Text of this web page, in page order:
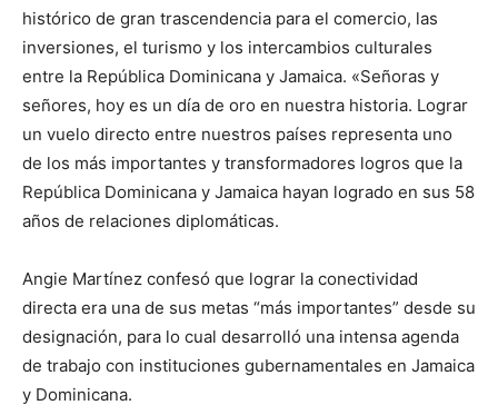
histórico de gran trascendencia para el comercio, las
inversiones, el turismo y los intercambios culturales
entre la República Dominicana y Jamaica. «Señoras y
señores, hoy es un día de oro en nuestra historia. Lograr
un vuelo directo entre nuestros países representa uno
de los más importantes y transformadores logros que la
República Dominicana y Jamaica hayan logrado en sus 58
años de relaciones diplomáticas.
Angie Martínez confesó que lograr la conectividad
directa era una de sus metas “más importantes” desde su
designación, para lo cual desarrolló una intensa agenda
de trabajo con instituciones gubernamentales en Jamaica
y Dominicana.